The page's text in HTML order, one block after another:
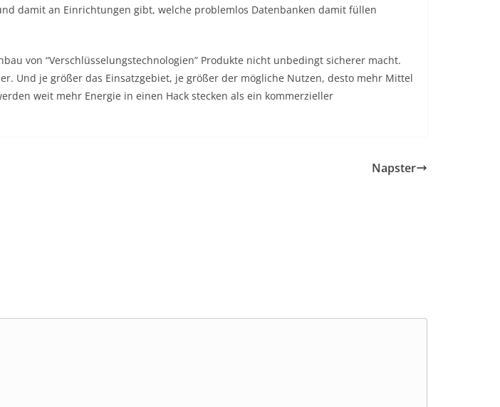
damit an Einrichtungen gibt, welche problemlos Datenbanken damit füllen
von “Verschlüsselungstechnologien” Produkte nicht unbedingt sicherer macht.
Und je größer das Einsatzgebiet, je größer der mögliche Nutzen, desto mehr Mittel
weit mehr Energie in einen Hack stecken als ein kommerzieller
Napster